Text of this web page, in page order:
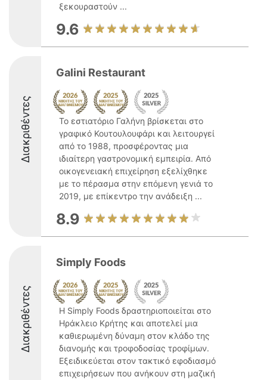
ξεκουραστούν ...
9.6
Διακριθέντες
Galini Restaurant
Το εστιατόριο Γαλήνη βρίσκεται στο
γραφικό Κουτουλουφάρι και λειτουργεί
από το 1988, προσφέροντας μια
ιδιαίτερη γαστρονομική εμπειρία. Από
οικογενειακή επιχείρηση εξελίχθηκε
με το πέρασμα στην επόμενη γενιά το
2019, με επίκεντρο την ανάδειξη ...
8.9
Διακριθέντες
Simply Foods
Η Simply Foods δραστηριοποιείται στο
Ηράκλειο Κρήτης και αποτελεί μια
καθιερωμένη δύναμη στον κλάδο της
διανομής και τροφοδοσίας τροφίμων.
Εξειδικεύεται στον τακτικό εφοδιασμό
επιχειρήσεων που ανήκουν στη μαζική